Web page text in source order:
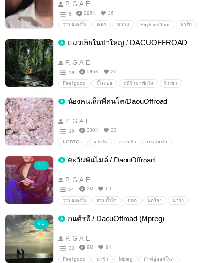
P. G A E
6 295K 26
วายสเตชั่น ตลก หวาน Boylove/Yaoi น่ารัก
DaouOffroad ouroad
แมวเล็กในป่าใหญ่ / DAOUOFFROAD
P. G A E
19 596K 20
Feel good ขึ้นดอย หนีรักมาพักใจ รักเขา
daou offroad oueroad LAZiCON
น้องคนเล็กพี่คนโต/DaouOffroad
P. G A E
10 330K 23
LGBTQ+ แอบรัก ความรัก ครอบครัว
DaouOffroad daou offroad
จบ
ตะวันพันไมล์ / DaouOffroad
P. G A E
21 2M 60
วายสเตชั่น สวยกั๊กใจ ตลก นักร้อง น่ารัก
โรมานซ์ ซูเปอร์สตาร์ ต้าห์อู่ออฟโรด
จบ
กนต์รพี / DaouOffroad (Mpreg)
P. G A E
33 9M 94
Feel good น่ารัก Mpreg ต้าห์อู๋ออฟโรด